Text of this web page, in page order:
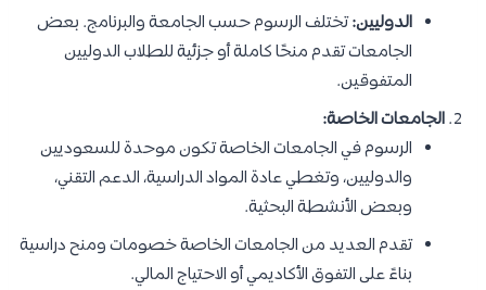
الدوليين:تختلف الرسوم حسب الجامعة والبرنامج. بعض
الجامعات تقدم منحًا كاملة أو جزئية للطلاب الدوليين
المتفوقين.
الجامعات الخاصة:
الرسوم في الجامعات الخاصة تكون موحدة للسعوديين
والدوليين، وتغطي عادة المواد الدراسية، الدعم التقني،
وبعض الأنشطة البحثية.
تقدم العديد من الجامعات الخاصة خصومات ومنح دراسية
بناءً على التفوق الأكاديمي أو الاحتياج المالي.